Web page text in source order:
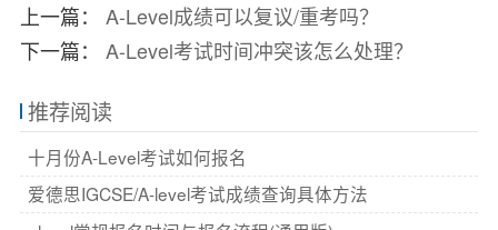
上一篇： A-Level成绩可以复议/重考吗？
下一篇： A-Level考试时间冲突该怎么处理？
推荐阅读
十月份A-Level考试如何报名
爱德思IGCSE/A-level考试成绩查询具体方法